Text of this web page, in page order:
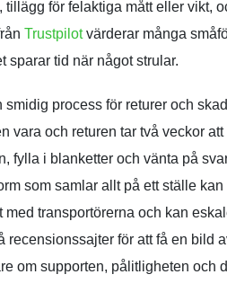
tillägg för felaktiga mått eller vikt,
Trustpilotvärderar många
sparar tid när något strular.
smidig process för returer och
vara och returen tar två veckor
fylla i blanketter och vänta på
som samlar allt på ett ställe
med transportörerna och kan
recensionssajter för att få en bild
om supporten, pålitligheten och